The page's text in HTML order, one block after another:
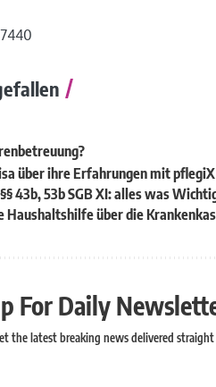
über ihre Erfahrungen mit pflegiX
43b, 53b SGB XI: alles was
Haushaltshilfe über die
For Daily
the latest breaking news delivered